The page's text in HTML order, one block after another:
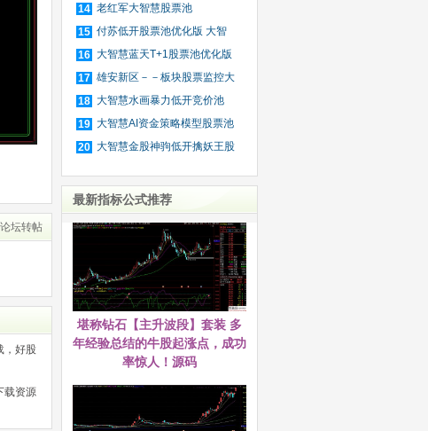
论坛转帖
，好股
载资源
自
14 老红军大智慧股票池
15 付苏低开股票池优化版 大智
慧
16 大智慧蓝天T+1股票池优化版
17 雄安新区－－板块股票监控大
智
18 大智慧水画暴力低开竞价池
19 大智慧AI资金策略模型股票池
20 大智慧金股神驹低开擒妖王股
最新指标公式推荐
堪称钻石【主升波段】套装 多
年经验总结的牛股起涨点，成功
率惊人！源码